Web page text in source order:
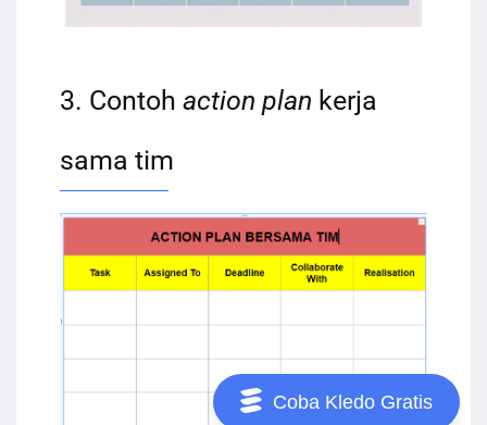
3. Contoh action plan kerja
sama tim
Coba Kledo Gratis